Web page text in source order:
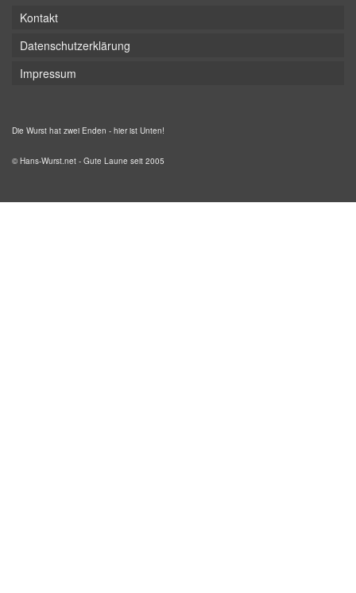
Kontakt
Datenschutzerklärung
Impressum
Die Wurst hat zwei Enden - hier ist Unten!
© Hans-Wurst.net - Gute Laune seit 2005